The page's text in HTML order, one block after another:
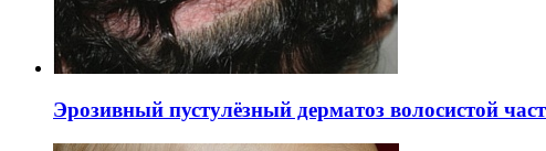
Эрозивный пустулёзный дерматоз волосистой